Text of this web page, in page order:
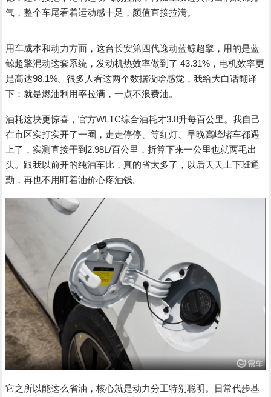
气，整个车尾看着运动感十足，颜值直接拉满。
用车成本和动力方面，这台长安第四代逸动蓝鲸超擎，用的是蓝
鲸超擎混动这套系统，发动机热效率做到了 43.31%，电机效率更
是高达98.1%。很多人看这两个数据没啥感觉，我给大白话翻译
下：就是燃油利用率拉满，一点不浪费油。
油耗这块更惊喜，官方WLTC综合油耗才3.8升每百公里。我自己
在市区实打实开了一圈，走走停停、等红灯、早晚高峰堵车都遇
上了，实测直接干到2.98L/百公里，折算下来一公里也就两毛出
头。跟我以前开的纯油车比，真的省太多了，以后天天上下班通
勤，再也不用盯着油价心疼油钱。
它之所以能这么省油，核心就是动力分工特别聪明。日常代步基